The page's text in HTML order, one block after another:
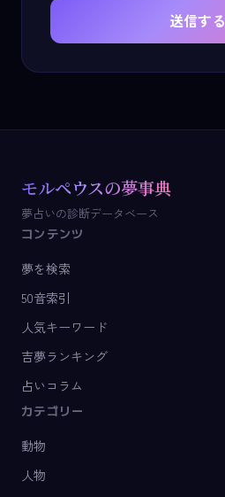
送信する
モルペウスの夢事典
夢占いの診断データベース
コンテンツ
夢を検索
50音索引
人気キーワード
吉夢ランキング
占いコラム
カテゴリー
動物
人物